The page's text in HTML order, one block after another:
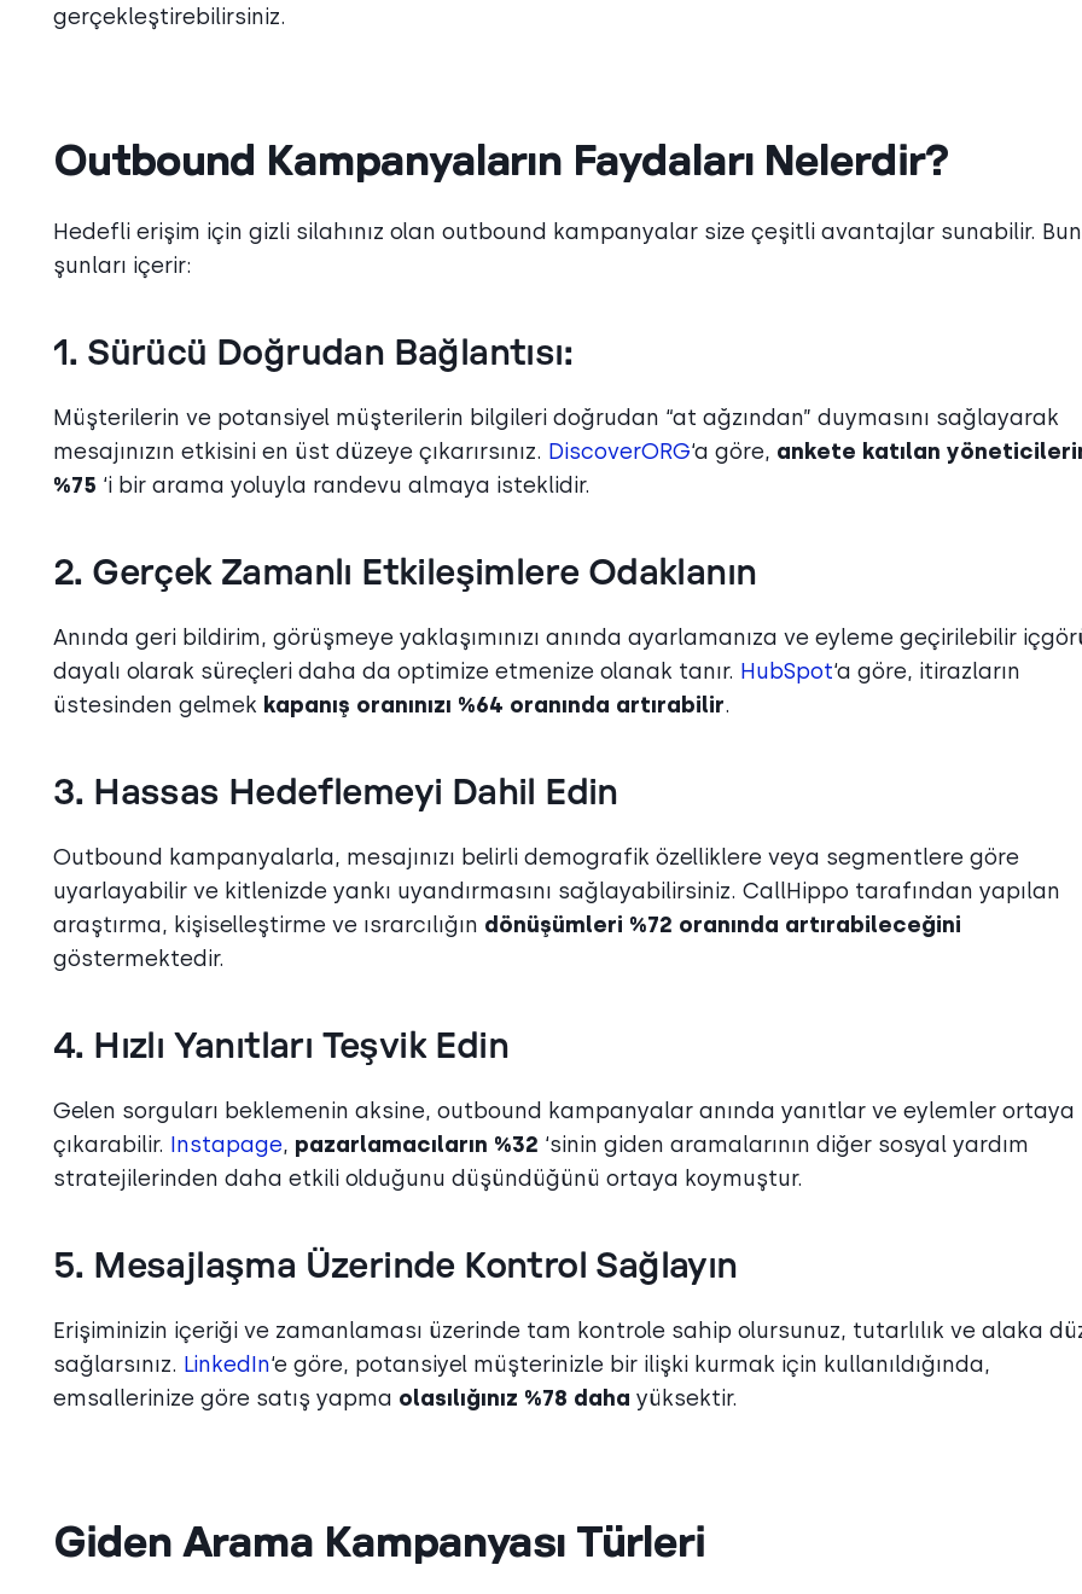
gerçekleştirebilirsiniz.
Outbound Kampanyaların Faydaları Nelerdir?
Hedefli erişim için gizli silahınız olan outbound kampanyalar size çeşitli avantajlar sunabilir.
şunları içerir:
1. Sürücü Doğrudan Bağlantısı:
Müşterilerin ve potansiyel müşterilerin bilgileri doğrudan “at ağzından” duymasını sağlayarak
mesajınızın etkisini en üst düzeye çıkarırsınız. DiscoverORG‘a göre, ankete katılan
%75 ‘i bir arama yoluyla randevu almaya isteklidir.
2. Gerçek Zamanlı Etkileşimlere Odaklanın
Anında geri bildirim, görüşmeye yaklaşımınızı anında ayarlamanıza ve eyleme geçirilebilir
dayalı olarak süreçleri daha da optimize etmenize olanak tanır. HubSpot‘a göre, itirazların
üstesinden gelmek kapanış oranınızı %64 oranında artırabilir.
3. Hassas Hedeflemeyi Dahil Edin
Outbound kampanyalarla, mesajınızı belirli demografik özelliklere veya segmentlere göre
uyarlayabilir ve kitlenizde yankı uyandırmasını sağlayabilirsiniz. CallHippo tarafından yapılan
araştırma, kişiselleştirme ve ısrarcılığın dönüşümleri %72 oranında artırabileceğini
göstermektedir.
4. Hızlı Yanıtları Teşvik Edin
Gelen sorguları beklemenin aksine, outbound kampanyalar anında yanıtlar ve eylemler ortaya
çıkarabilir. Instapage, pazarlamacıların %32 ‘sinin giden aramalarının diğer sosyal yardım
stratejilerinden daha etkili olduğunu düşündüğünü ortaya koymuştur.
5. Mesajlaşma Üzerinde Kontrol Sağlayın
Erişiminizin içeriği ve zamanlaması üzerinde tam kontrole sahip olursunuz, tutarlılık ve alaka
sağlarsınız. LinkedIn‘e göre, potansiyel müşterinizle bir ilişki kurmak için kullanıldığında,
emsallerinize göre satış yapma olasılığınız %78 daha yüksektir.
Giden Arama Kampanyası Türleri